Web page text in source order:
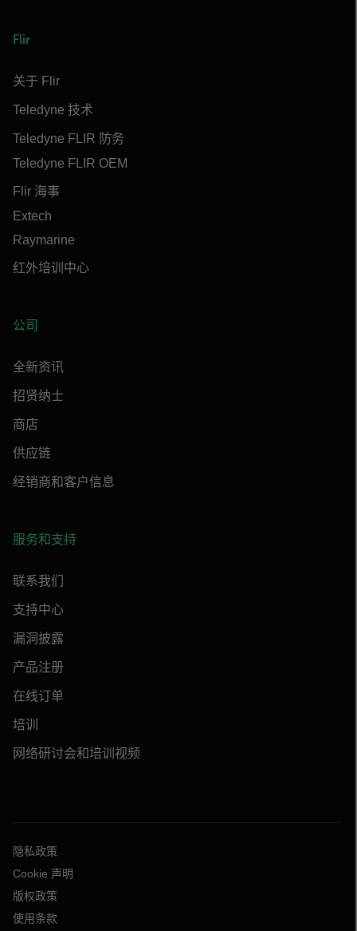
Flir
关于 Flir
Teledyne 技术
Teledyne FLIR 防务
Teledyne FLIR OEM
Flir 海事
Extech
Raymarine
红外培训中心
公司
全新资讯
招贤纳士
商店
供应链
经销商和客户信息
服务和支持
联系我们
支持中心
漏洞披露
产品注册
在线订单
培训
网络研讨会和培训视频
隐私政策
Cookie 声明
版权政策
使用条款